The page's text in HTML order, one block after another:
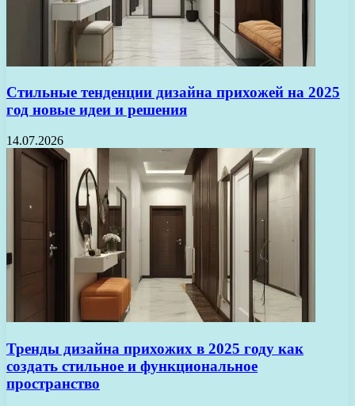
Стильные тенденции дизайна прихожей на 2025
год новые идеи и решения
14.07.2026
Тренды дизайна прихожих в 2025 году как
создать стильное и функциональное
пространство